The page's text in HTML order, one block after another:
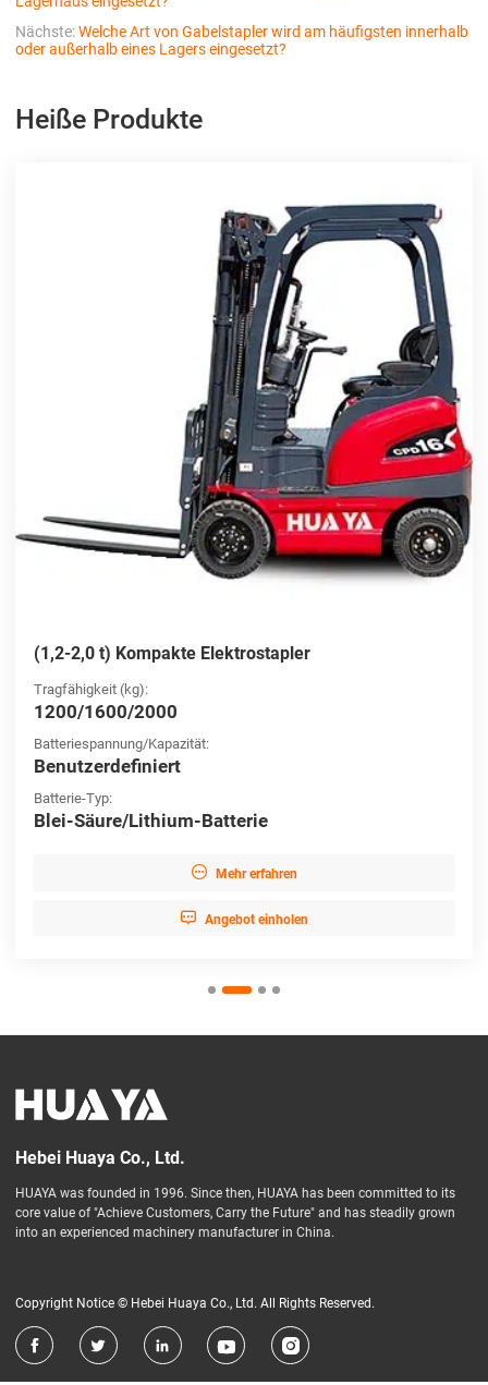
Nächste:Welche Art von Gabelstapler wird am häufigsten innerhalb
oder außerhalb eines Lagers eingesetzt?
Heiße Produkte
(1,2-2,0 t) Kompakte Elektrostapler
Tragfähigkeit (kg):
1200/1600/2000
Batteriespannung/Kapazität:
Benutzerdefiniert
Batterie-Typ:
Blei-Säure/Lithium-Batterie
 Mehr erfahren
 Angebot einholen
Hebei Huaya Co., Ltd.
HUAYA was founded in 1996. Since then, HUAYA has been committed to its
core value of "Achieve Customers, Carry the Future" and has steadily grown
into an experienced machinery manufacturer in China.
Copyright Notice © Hebei Huaya Co., Ltd. All Rights Reserved.
    